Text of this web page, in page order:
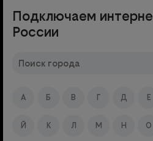
Подключаем
России
А Б В Г Д Е
Й К Л М Н О